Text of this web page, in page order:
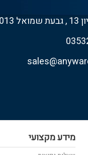
מידע מקצועי